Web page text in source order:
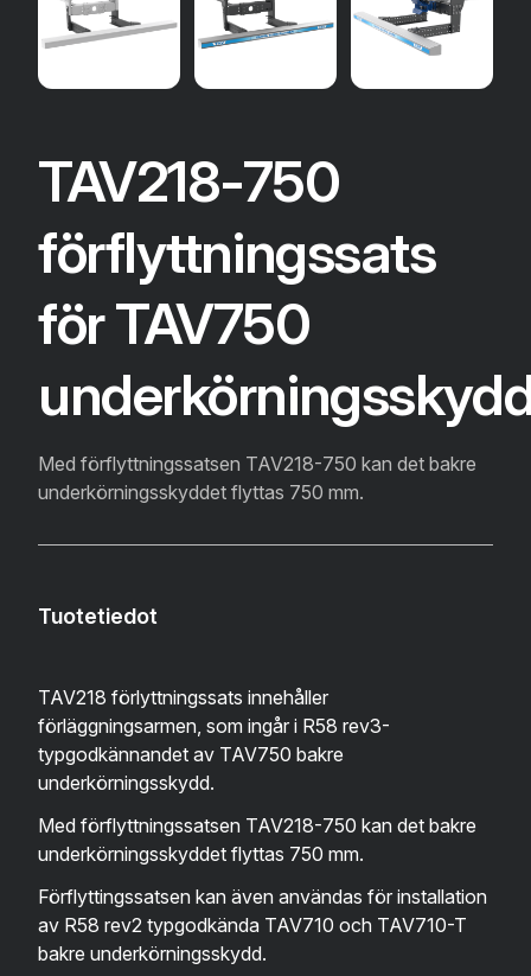
TAV218-750
förflyttningssats
för TAV750
Med förflyttningssatsen TAV218-750 kan det bakre
underkörningsskyddet flyttas 750 mm.
Tuotetiedot
TAV218 förlyttningssats innehåller
förläggningsarmen, som ingår i R58 rev3-
typgodkännandet av TAV750 bakre
underkörningsskydd.
Med förflyttningssatsen TAV218-750 kan det bakre
underkörningsskyddet flyttas 750 mm.
Förflyttingssatsen kan även användas för installation
av R58 rev2 typgodkända TAV710 och TAV710-T
bakre underkörningsskydd.